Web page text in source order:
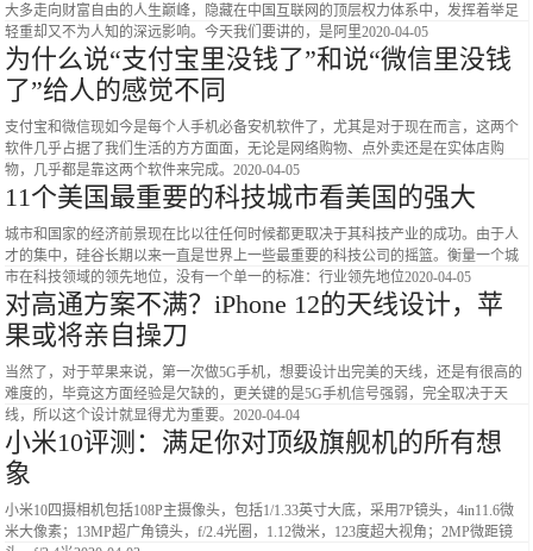
大多走向财富自由的人生巅峰，隐藏在中国互联网的顶层权力体系中，发挥着举足
轻重却又不为人知的深远影响。今天我们要讲的，是阿里2020-04-05
为什么说“支付宝里没钱了”和说“微信里没钱
了”给人的感觉不同
​支付宝和微信现如今是每个人手机必备安机软件了，尤其是对于现在而言，这两个
软件几乎占据了我们生活的方方面面，无论是网络购物、点外卖还是在实体店购
物，几乎都是靠这两个软件来完成。2020-04-05
11个美国最重要的科技城市看美国的强大
城市和国家的经济前景现在比以往任何时候都更取决于其科技产业的成功。由于人
才的集中，硅谷长期以来一直是世界上一些最重要的科技公司的摇篮。衡量一个城
市在科技领域的领先地位，没有一个单一的标准：行业领先地位2020-04-05
对高通方案不满？iPhone 12的天线设计，苹
果或将亲自操刀
当然了，对于苹果来说，第一次做5G手机，想要设计出完美的天线，还是有很高的
难度的，毕竟这方面经验是欠缺的，更关键的是5G手机信号强弱，完全取决于天
线，所以这个设计就显得尤为重要。2020-04-04
小米10评测：满足你对顶级旗舰机的所有想
象
小米10四摄相机包括108P主摄像头，包括1/1.33英寸大底，采用7P镜头，4in11.6微
米大像素；13MP超广角镜头，f/2.4光圈，1.12微米，123度超大视角；2MP微距镜